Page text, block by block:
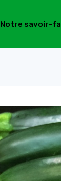
Notre savoir-